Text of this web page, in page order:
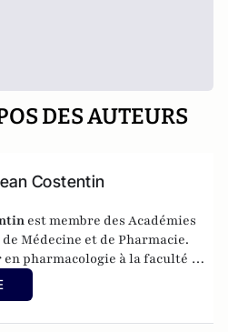
DES AUTEURS
Costentin
est membre desAcadémies
Médecine et de Pharmacie.
pharmacologie à la faculté de
(1984-2008) une unité de
neuropsychopharmacologie